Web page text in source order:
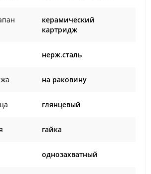
керамический
картридж
нерж.сталь
на раковину
глянцевый
гайка
однозахватный